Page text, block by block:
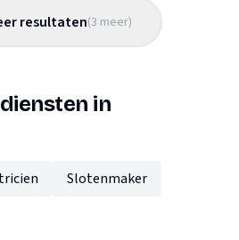
resultaten(3 meer)
in
Slotenmaker